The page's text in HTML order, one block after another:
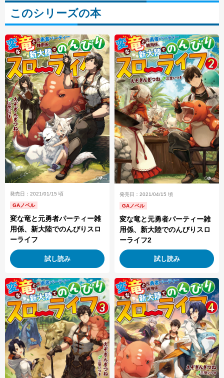
このシリーズの本
発売日：2021/01/15 頃
GAノベル
変な竜と元勇者パーティー雑
用係、新大陸でのんびりスロ
ーライフ
試し読み
発売日：2021/04/15 頃
GAノベル
変な竜と元勇者パーティー雑
用係、新大陸でのんびりスロ
ーライフ2
試し読み